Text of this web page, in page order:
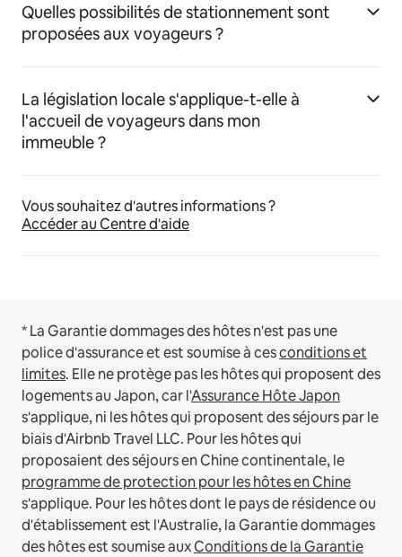
Quelles possibilités de stationnement sont
proposées aux voyageurs ?
La législation locale s'applique-t-elle à
l'accueil de voyageurs dans mon
immeuble ?
Vous souhaitez d'autres informations ?
Accéder au Centre d'aide
* La Garantie dommages des hôtes n'est pas une
police d'assurance et est soumise à cesconditions et
limites. Elle ne protège pas les hôtes qui proposent des
logements au Japon, car l'Assurance Hôte Japon
s'applique, ni les hôtes qui proposent des séjours par le
biais d'Airbnb Travel LLC. Pour les hôtes qui
proposaient des séjours en Chine continentale, le
programme de protection pour les hôtes en Chine
s'applique. Pour les hôtes dont le pays de résidence ou
d'établissement est l'Australie, la Garantie dommages
des hôtes est soumise auxConditions de la Garantie